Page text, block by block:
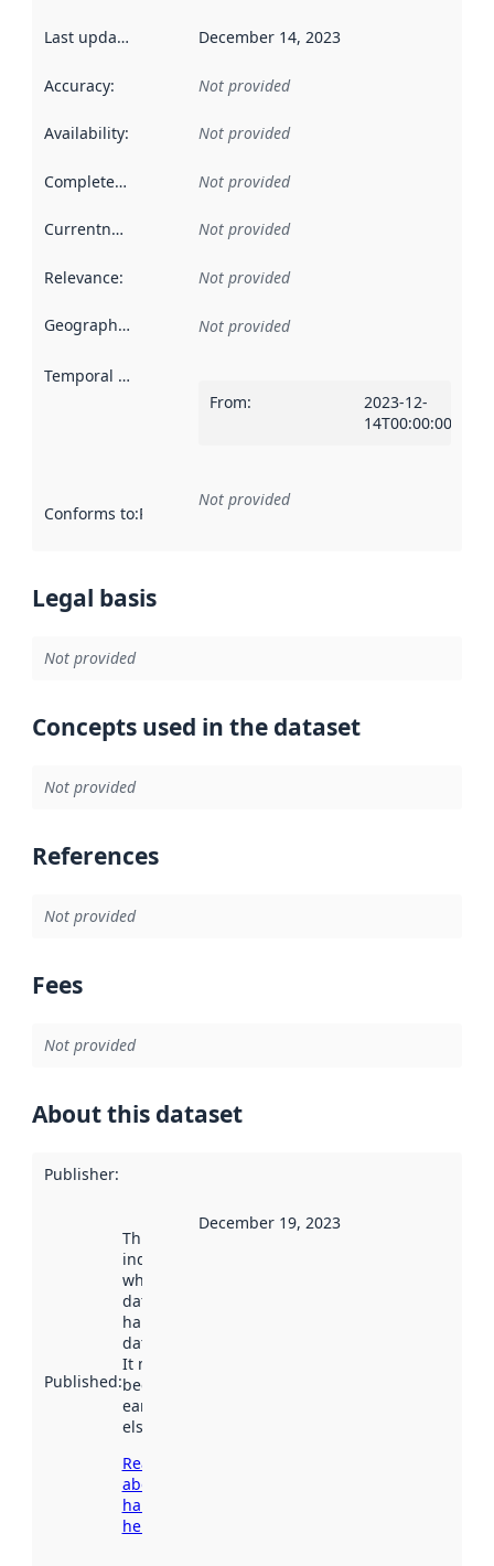
Last updated December 14, 2023
Accuracy: Not provided
Availability: Not provided
Completeness Not provided
Currentness Not provided
Relevance: Not provided
Geographical scope Not provided
Temporal scope
From:
2023-12-
14T00:00:00Z
Conforms to:Reference to an implementation rule or other
Not provided
Legal basis
Not provided
Concepts used in the dataset
Not provided
References
Not provided
Fees
Not provided
About this dataset
Publisher:
Published:
This date
indicates
when the
dataset was
harvested by
data.norge.no.
It may have
been available
earlier
elsewhere.
Read more
about
harvesting
here
December 19, 2023